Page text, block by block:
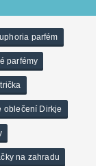
parfém
parfémy
oblečení Dirkje
na zahradu